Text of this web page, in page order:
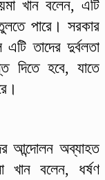
খান বলেন, এটি
পারে। সরকার
তাদের দুর্বলতা
দিতে হবে, যাতে
আন্দোলন অব্যাহত
খান বলেন, ধর্ষণ